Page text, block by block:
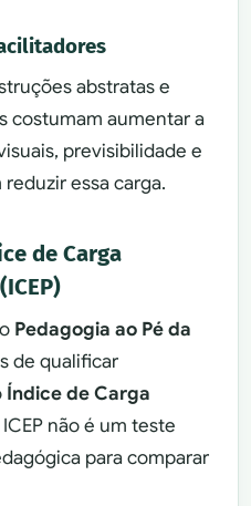
abstratas e
costumam aumentar a
previsibilidade e
essa carga.
de Carga
Pedagogia ao Pé da
de qualificar
Índice de Carga
ICEP não é um teste
para comparar